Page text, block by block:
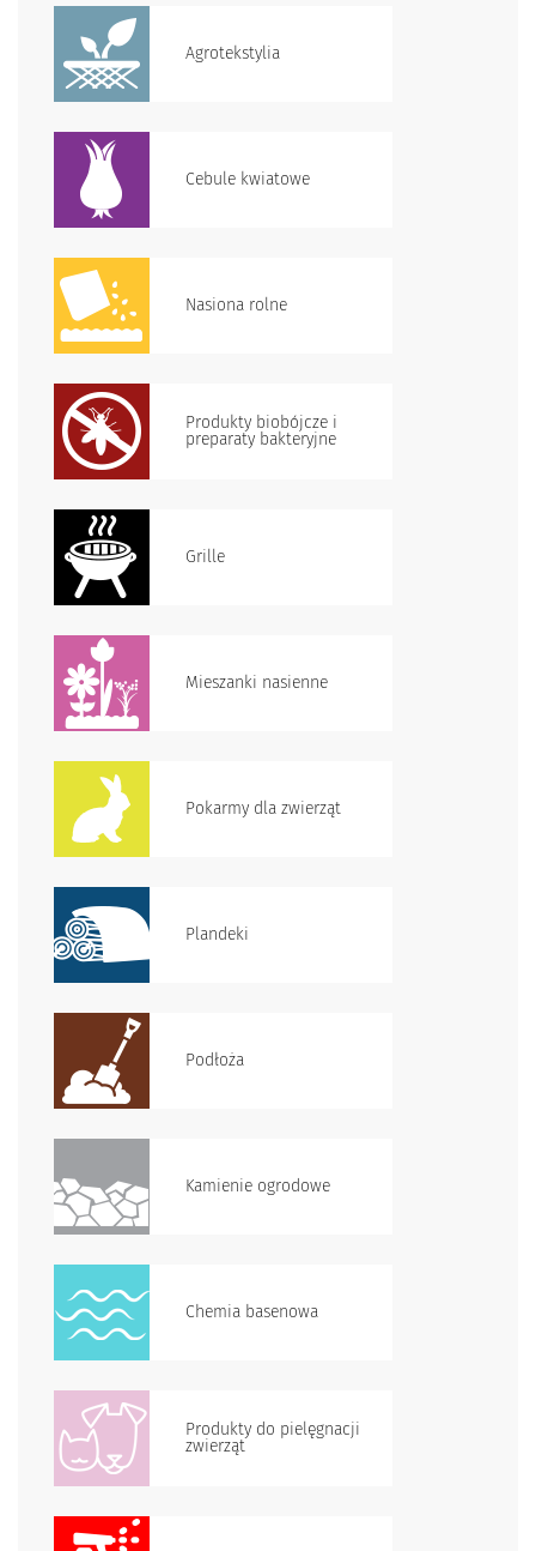
Agrotekstylia
Cebule kwiatowe
Nasiona rolne
Produkty biobójcze i
preparaty bakteryjne
Grille
Mieszanki nasienne
Pokarmy dla zwierząt
Plandeki
Podłoża
Kamienie ogrodowe
Chemia basenowa
Produkty do pielęgnacji
zwierząt